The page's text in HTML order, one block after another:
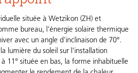
située à Wetzikon (ZH) et
bureau, l'énergie solaire thermique
avec un angle d'inclinaison de 70°.
lumière du soleil sur l'installation
11° située en bas, la forme inhabituelle